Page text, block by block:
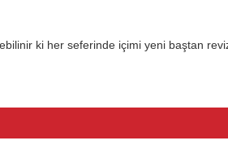
ki her seferinde içimi yeni baştan